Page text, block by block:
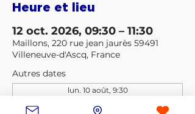
Heure et lieu
12 oct. 2026, 09:30 – 11:30
Maillons, 220 rue jean jaurès 59491
Villeneuve-d'Ascq, France
Autres dates
lun. 10 août, 9:30
lun. 17 août, 9:30